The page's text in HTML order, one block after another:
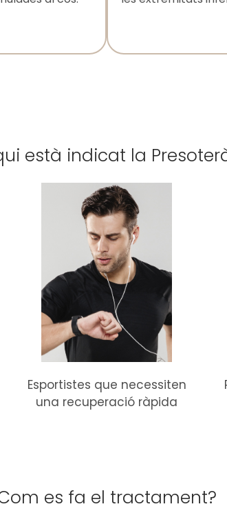
està indicat la
Esportistes que necessiten
una recuperació ràpida
es fa el tractament?